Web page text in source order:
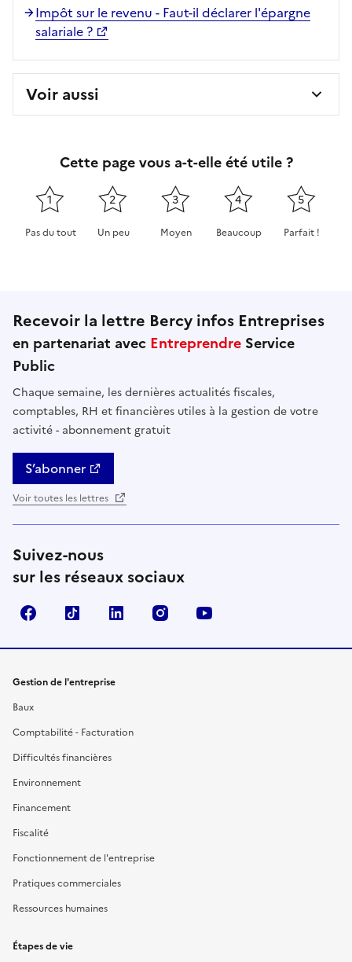
Impôt sur le revenu - Faut-il déclarer l'épargne
salariale ?
Voir aussi
Cette page vous a-t-elle été utile ?
1
Pas du tout
2
Un peu
3
Moyen
4
Beaucoup
5
Parfait !
Recevoir la lettre Bercy infos Entreprises
en partenariat avec Entreprendre Service
Public
Chaque semaine, les dernières actualités fiscales,
comptables, RH et financières utiles à la gestion de votre
activité - abonnement gratuit
S’abonner
Voir toutes les lettres
Suivez-nous
sur les réseaux sociaux
FacebookTikTok Linkedin Instagram
Gestion de l'entreprise
Baux
Comptabilité - Facturation
Difficultés financières
Environnement
Financement
Fiscalité
Fonctionnement de l'entreprise
Pratiques commerciales
Ressources humaines
Étapes de vie